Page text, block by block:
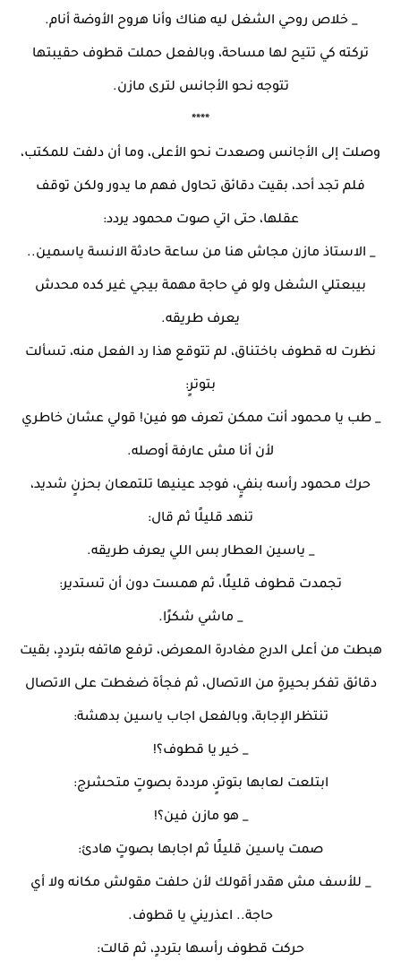
_ خلاص روحي الشغل ليه هناك وأنا هروح الأوضة أنام.
تركته كي تتيح لها مساحة، وبالفعل حملت قطوف حقيبتها
تتوجه نحو الأجانس لترى مازن.
****
وصلت إلى الأجانس وصعدت نحو الأعلى، وما أن دلفت للمكتب،
فلم تجد أحد، بقيت دقائق تحاول فهم ما يدور ولكن توقف
عقلها، حتى اتي صوت محمود يردد:
_ الاستاذ مازن مجاش هنا من ساعة حادثة الانسة ياسمين..
بيبعتلي الشغل ولو في حاجة مهمة بيجي غير كده محدش
يعرف طريقه.
نظرت له قطوف باختناق، لم تتوقع هذا رد الفعل منه، تسألت
بتوترٍ:
_ طب يا محمود أنت ممكن تعرف هو فين! قولي عشان خاطري
لأن أنا مش عارفة أوصله.
حرك محمود رأسه بنفيٍ، فوجد عينيها تلتمعان بحزنٍ شديد،
تنهد قليلًا ثم قال:
_ ياسين العطار بس اللي يعرف طريقه.
تجمدت قطوف قليلًا، ثم همست دون أن تستدير:
_ ماشي شكرًا.
هبطت من أعلى الدرج مغادرة المعرض، ترفع هاتفه بترددٍ، بقيت
دقائق تفكر بحيرةٍ من الاتصال، ثم فجأة ضغطت على الاتصال
تنتظر الإجابة، وبالفعل اجاب ياسين بدهشة:
_ خير يا قطوف؟!
ابتلعت لعابها بتوترٍ، مرددة بصوتٍ متحشرج:
_ هو مازن فين؟!
صمت ياسين قليلًا ثم اجابها بصوتٍ هادئ:
_ للأسف مش هقدر أقولك لأن حلفت مقولش مكانه ولا أي
حاجة.. اعذريني يا قطوف.
حركت قطوف رأسها بترددٍ، ثم قالت: